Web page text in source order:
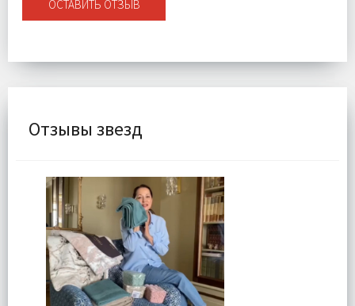
ОСТАВИТЬ ОТЗЫВ
Отзывы звезд